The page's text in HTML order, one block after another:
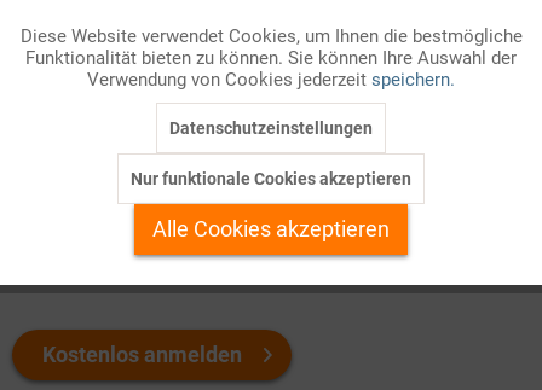
Lohnquote verrät, wie viel Jahr für Jahr auf den Faktor Arbeit
entfällt. Im ZAHLENBILD lässt sich die Aufteilung des
Volkseinkommens bis zurück ins Jahr 1970 verfolgen!
Welchen Download brauchen Sie?
Kostenlos anmelden
Marketing Inaktiv
Personalisierung Inaktiv
Service
Diese Website verwendet Cookies, um Ihnen die bestmögliche
Funktionalität bieten zu können. Sie können Ihre Auswahl der
Verwendung von Cookies jederzeit speichern.
Datenschutzeinstellungen
Nur funktionale Cookies akzeptieren
Alle Cookies akzeptieren